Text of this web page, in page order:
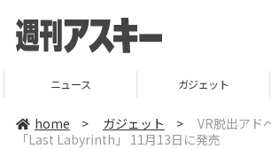
ニュース ガジェット
home > ガジェット >
VR脱出アド
「Last Labyrinth」 11月13日に発売